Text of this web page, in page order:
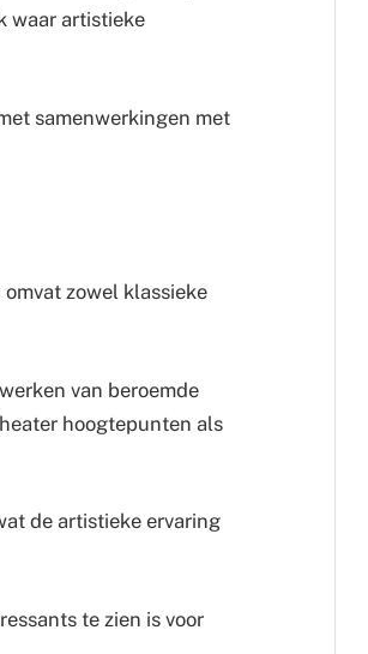
waar artistieke
samenwerkingen met
zowel klassieke
van beroemde
hoogtepunten als
de artistieke ervaring
te zien is voor